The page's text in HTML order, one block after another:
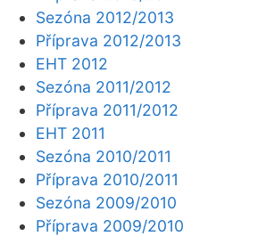
Sezóna 2012/2013
Příprava 2012/2013
EHT 2012
Sezóna 2011/2012
Příprava 2011/2012
EHT 2011
Sezóna 2010/2011
Příprava 2010/2011
Sezóna 2009/2010
Příprava 2009/2010